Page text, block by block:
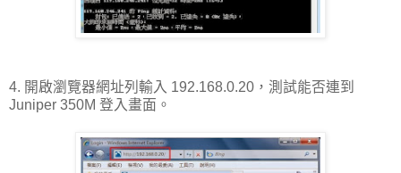
4. 開啟瀏覽器網址列輸入 192.168.0.20，測試能否連到
Juniper 350M 登入畫面。